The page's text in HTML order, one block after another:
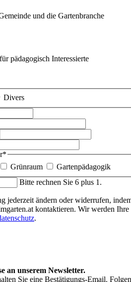
und die Gartenbranche
pädagogisch Interessierte
Divers
*
Grünraum
Gartenpädagogik
Bitte rechnen Sie 6 plus 1.
jederzeit ändern oder widerrufen,
kontaktieren. Wir werden
.
an unserem Newsletter.
Sie eine Bestätigungs-Email.